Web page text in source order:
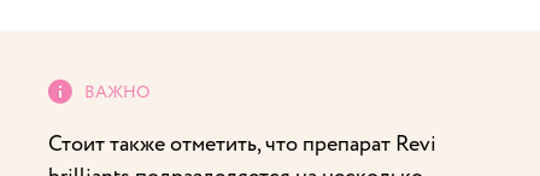
Стоит также отметить, что препарат Revi